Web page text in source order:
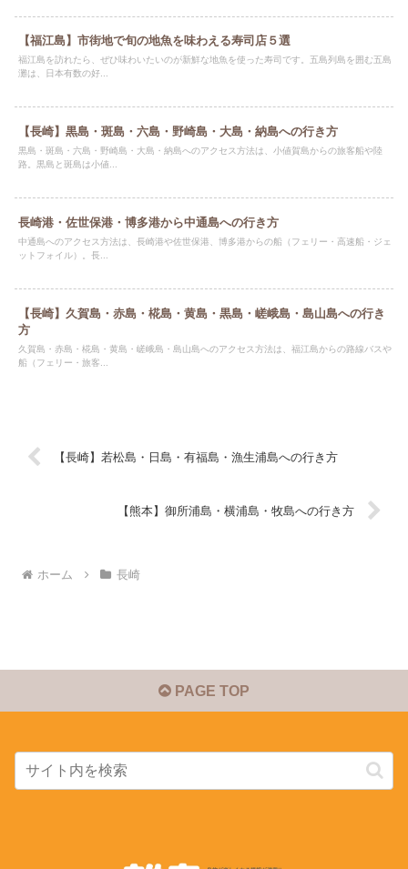
【福江島】市街地で旬の地魚を味わえる寿司店５選
福江島を訪れたら、ぜひ味わいたいのが新鮮な地魚を使った寿司です。五島列島を囲む五島
灘は、日本有数の好...
【長崎】黒島・斑島・六島・野崎島・大島・納島への行き方
黒島・斑島・六島・野崎島・大島・納島へのアクセス方法は、小値賀島からの旅客船や陸
路。黒島と斑島は小値...
長崎港・佐世保港・博多港から中通島への行き方
中通島へのアクセス方法は、長崎港や佐世保港、博多港からの船（フェリー・高速船・ジェ
ットフォイル）。長...
【長崎】久賀島・赤島・椛島・黄島・黒島・嵯峨島・島山島への行き
方
久賀島・赤島・椛島・黄島・嵯峨島・島山島へのアクセス方法は、福江島からの路線バスや
船（フェリー・旅客...
【長崎】若松島・日島・有福島・漁生浦島への行き方
【熊本】御所浦島・横浦島・牧島への行き方
ホーム 長崎
PAGE TOP